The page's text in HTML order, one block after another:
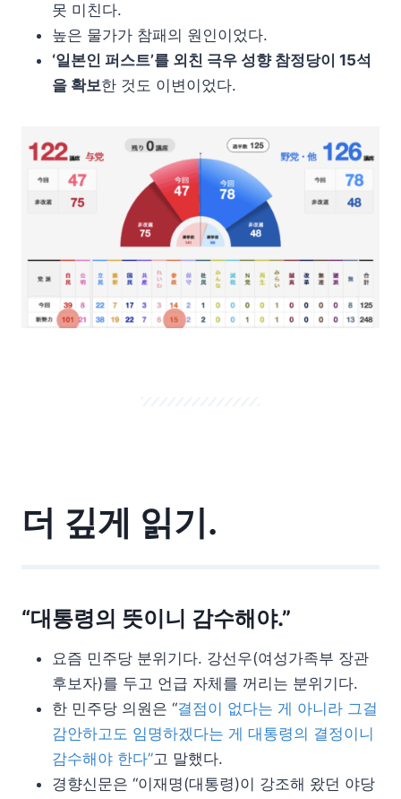
못 미친다.
높은 물가가 참패의 원인이었다.
‘일본인 퍼스트’를 외친 극우 성향 참정당이 15석
을 확보한 것도 이변이었다.
더 깊게 읽기.
“대통령의 뜻이니 감수해야.”
요즘 민주당 분위기다. 강선우(여성가족부 장관
후보자)를 두고 언급 자체를 꺼리는 분위기다.
한 민주당 의원은 “결점이 없다는 게 아니라 그걸
감안하고도 임명하겠다는 게 대통령의 결정이니
감수해야 한다”고 말했다.
경향신문은 “이재명(대통령)이 강조해 왔던 야당